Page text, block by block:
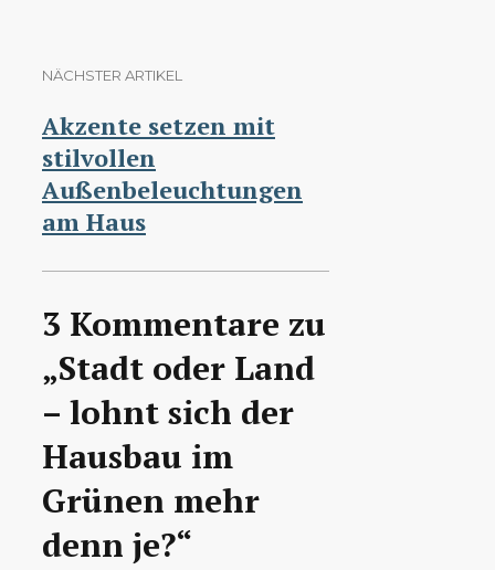
NÄCHSTER ARTIKEL
Akzente setzen mit
stilvollen
Außenbeleuchtungen
am Haus
3 Kommentare zu
„Stadt oder Land
– lohnt sich der
Hausbau im
Grünen mehr
denn je?“